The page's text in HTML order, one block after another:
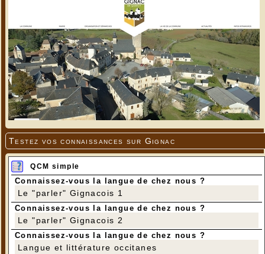
Testez vos connaissances sur Gignac
QCM simple
Connaissez-vous la langue de chez nous ?
Le "parler" Gignacois 1
Connaissez-vous la langue de chez nous ?
Le "parler" Gignacois 2
Connaissez-vous la langue de chez nous ?
Langue et littérature occitanes